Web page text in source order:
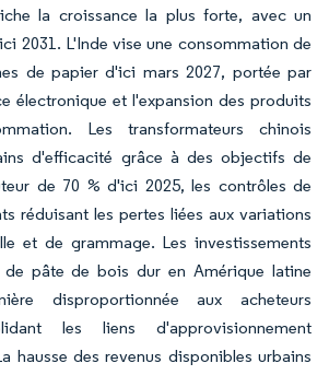
la croissance la plus forte, avec un
2031. L'Inde vise une consommation de
de papier d'ici mars 2027, portée par
électronique et l'expansion des produits
Les transformateurs chinois
d'efficacité grâce à des objectifs de
de 70 % d'ici 2025, les contrôles de
réduisant les pertes liées aux variations
et de grammage. Les investissements
de pâte de bois dur en Amérique latine
disproportionnée aux acheteurs
les liens d'approvisionnement
hausse des revenus disponibles urbains